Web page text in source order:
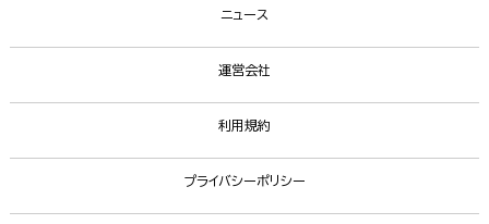
ニュース
運営会社
利用規約
プライバシーポリシー